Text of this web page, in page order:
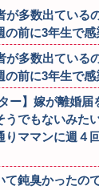
が多数出ている
の前に3年生で感
が多数出ている
の前に3年生で感
ー】嫁が離婚届
うでもないみた
りママンに週４
て鈍臭かったの